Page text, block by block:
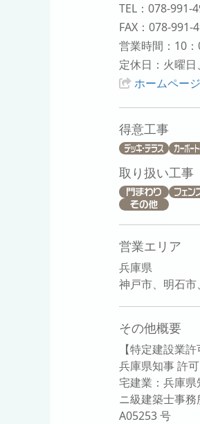
TEL：078-991-
FAX：078-991-
営業時間：10
定休日：火曜日
ホームペー
得意工事
取り扱い工事
営業エリア
兵庫県
神戸市、明石
その他概要
【特定建設業許
兵庫県知事 許
宅建業：兵庫
ニ級建築士事
A05253 号